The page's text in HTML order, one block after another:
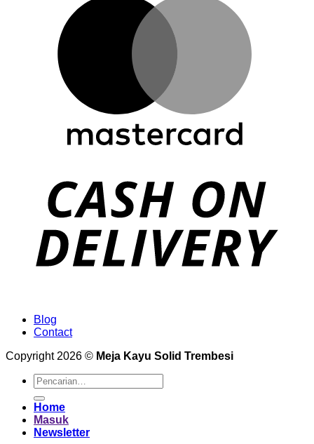
Blog
Contact
Copyright 2026 © Meja Kayu Solid Trembesi
Pencarian
untuk:
Home
Masuk
Newsletter